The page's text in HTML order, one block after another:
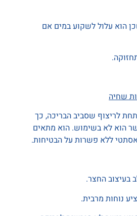
הוא עלול לשקוע במים אם
שחיה
לריצוף שסביב הבריכה, כך
הוא לא בשימוש. הוא מתאים
ללא פשרות על הבטיחות.
בעיצוב החצר.
נוחות מרבית.